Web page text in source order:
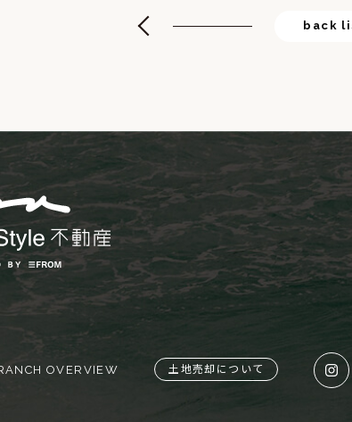
back
OVERVIEW 土地売却について